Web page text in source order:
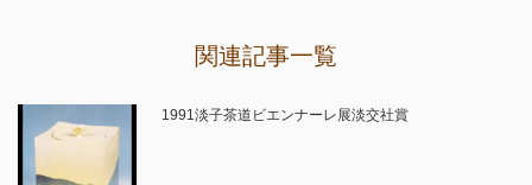
関連記事一覧
1991淡子茶道ビエンナーレ展淡交社賞